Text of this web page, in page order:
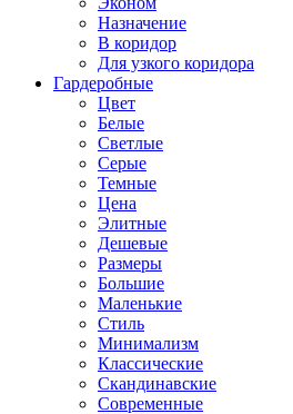
Назначение
В коридор
Для узкого коридора
Гардеробные
Цвет
Белые
Светлые
Серые
Темные
Цена
Элитные
Дешевые
Размеры
Большие
Маленькие
Стиль
Минимализм
Классические
Скандинавские
Современные